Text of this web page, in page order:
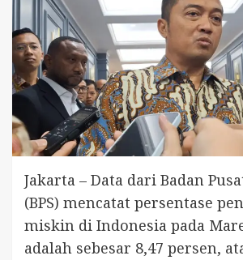
Jakarta – Data dari Badan
(BPS) mencatat persentase
miskin di Indonesia pada
adalah sebesar 8,47 persen,